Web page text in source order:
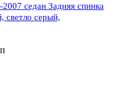
седан Задняя спинка
светло серый,